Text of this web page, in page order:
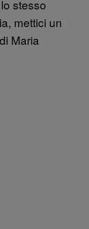
stesso
mettici un
Maria